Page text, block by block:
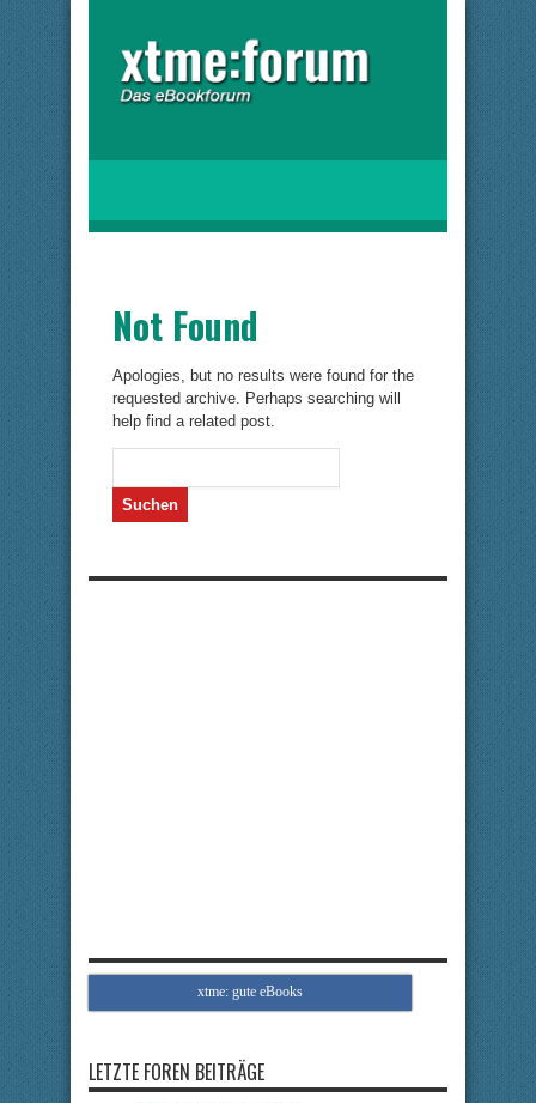
Not Found
Apologies, but no results were found for the
requested archive. Perhaps searching will
help find a related post.
xtme: gute eBooks
LETZTE FOREN BEITRÄGE